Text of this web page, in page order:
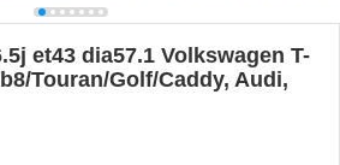
et43 dia57.1 Volkswagen T-
Touran/Golf/Caddy, Audi,